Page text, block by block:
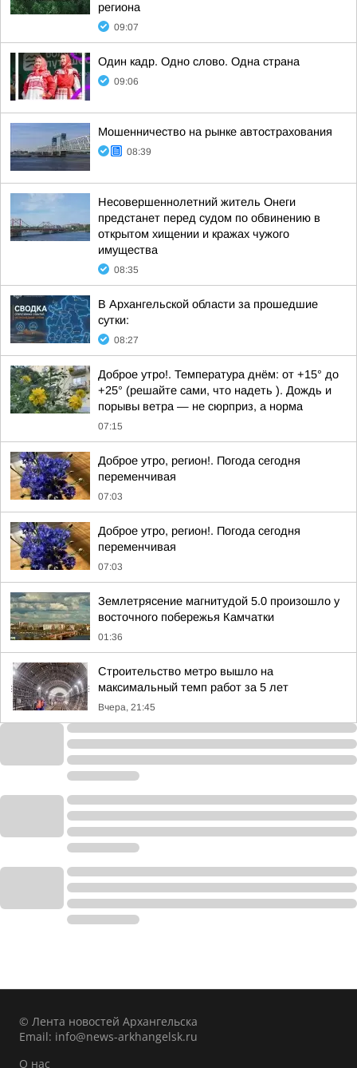
региона
09:07
Один кадр. Одно слово. Одна страна
09:06
Мошенничество на рынке автострахования
08:39
Несовершеннолетний житель Онеги
предстанет перед судом по обвинению в
открытом хищении и кражах чужого
имущества
08:35
В Архангельской области за прошедшие
сутки:
08:27
Доброе утро!. Температура днём: от +15° до
+25° (решайте сами, что надеть ). Дождь и
порывы ветра — не сюрприз, а норма
07:15
Доброе утро, регион!. Погода сегодня
переменчивая
07:03
Доброе утро, регион!. Погода сегодня
переменчивая
07:03
Землетрясение магнитудой 5.0 произошло у
восточного побережья Камчатки
01:36
Строительство метро вышло на
максимальный темп работ за 5 лет
Вчера, 21:45
© Лента новостей Архангельска
Email: info@news-arkhangelsk.ru
О нас